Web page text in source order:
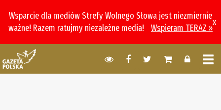
Wsparcie dla mediów Strefy Wolnego Słowa jest niezmiernie
ważne! Razem ratujmy niezależne media!
Wspieram TERAZ »
x